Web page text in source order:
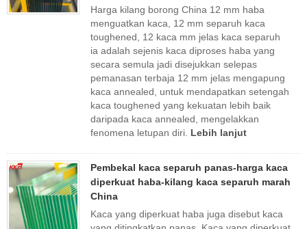
Harga kilang borong China 12 mm haba
menguatkan kaca, 12 mm separuh kaca
toughened, 12 kaca mm jelas kaca separuh
ia adalah sejenis kaca diproses haba yang
secara semula jadi disejukkan selepas
pemanasan terbaja 12 mm jelas mengapung
kaca annealed, untuk mendapatkan setengah
kaca toughened yang kekuatan lebih baik
daripada kaca annealed, mengelakkan
fenomena letupan diri. Lebih lanjut
Pembekal kaca separuh panas-harga kaca
diperkuat haba-kilang kaca separuh marah
China
Kaca yang diperkuat haba juga disebut kaca